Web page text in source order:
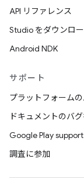
API リファレンス
Studio をダウンロ
Android NDK
サポート
プラットフォーム
ドキュメントのバ
Google Play support
調査に参加